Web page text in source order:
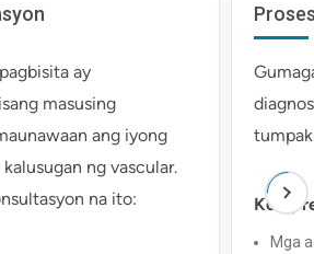
ay
masusing
ang iyong
ng vascular.
na ito:
Mga